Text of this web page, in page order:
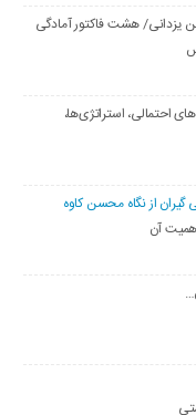
یزدانی/ هشت فاکتور آمادگی
احتمالی، استراتژی‌ها،
از نگاه محسن کاوه
آن